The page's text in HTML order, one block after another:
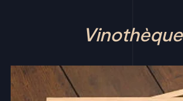
Vinothèque